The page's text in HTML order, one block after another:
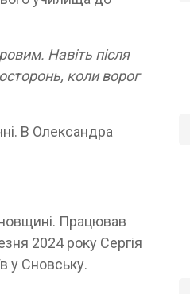
Навіть після
коли ворог
В Олександра
Працював
2024 року Сергія
у Сновську.